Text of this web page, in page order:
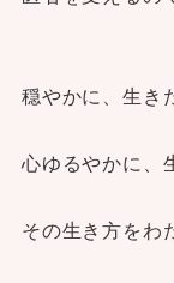
穏やかに、生き
心ゆるやかに、
その生き方をわ